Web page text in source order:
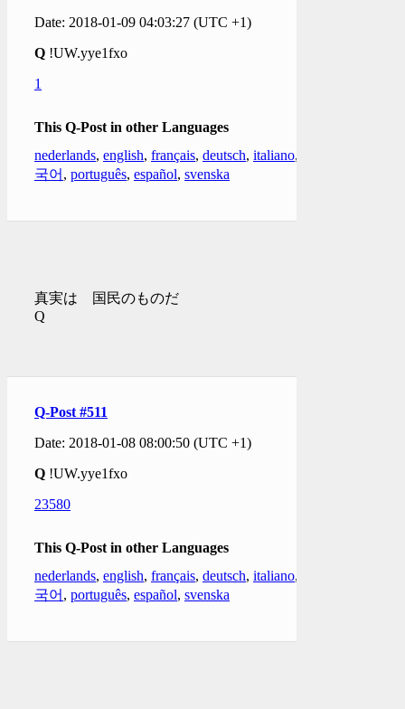
Date: 2018-01-09 04:03:27 (UTC +1)
Q !UW.yye1fxo
1
This Q-Post in other Languages
nederlands, english, français, deutsch, italiano,
국어 , português, español, svenska
真実は 国民のものだ
Q
Q-Post #511
Date: 2018-01-08 08:00:50 (UTC +1)
Q !UW.yye1fxo
23580
This Q-Post in other Languages
nederlands, english, français, deutsch, italiano,
국어 , português, español, svenska